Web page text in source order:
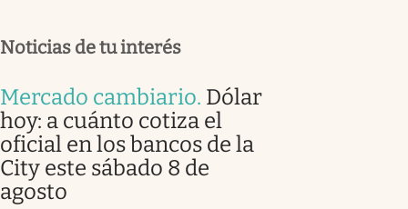
Noticias de tu interés
Mercado cambiario. Dólar
hoy: a cuánto cotiza el
oficial en los bancos de la
City este sábado 8 de
agosto